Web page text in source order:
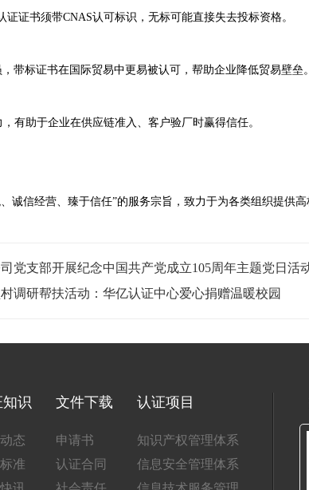
证书须带CNAS认可标识，无标可能直接失去投标资格。
带标证书在国际贸易中更易被认可，帮助企业降低贸易壁垒。
有助于企业在供应链准入、客户验厂时赢得信任。
诚信经营、臻于信任”的服务宗旨，致力于为各类组织提供高
党支部开展纪念中国共产党成立105周年主题党日活
调研帮扶活动：华亿认证中心爱心捐赠温暖校园
识
态
准
文件下载
申请书
认证合同
认证项目
知识产权管理体系
信息安全管理体系